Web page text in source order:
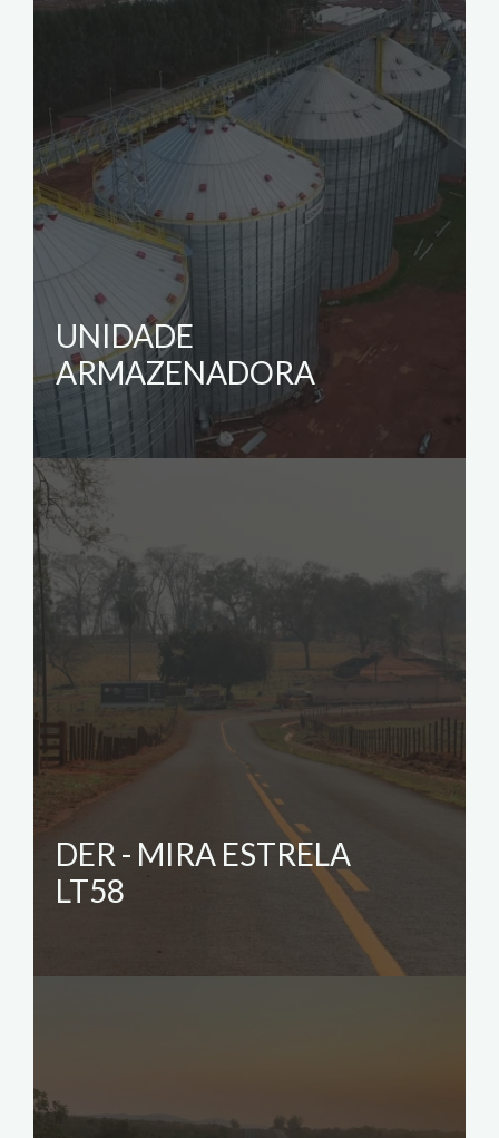
UNIDADE
ARMAZENADORA
DER - MIRA ESTRELA
LT58